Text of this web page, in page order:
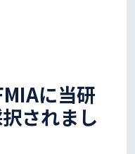
に当研
されまし